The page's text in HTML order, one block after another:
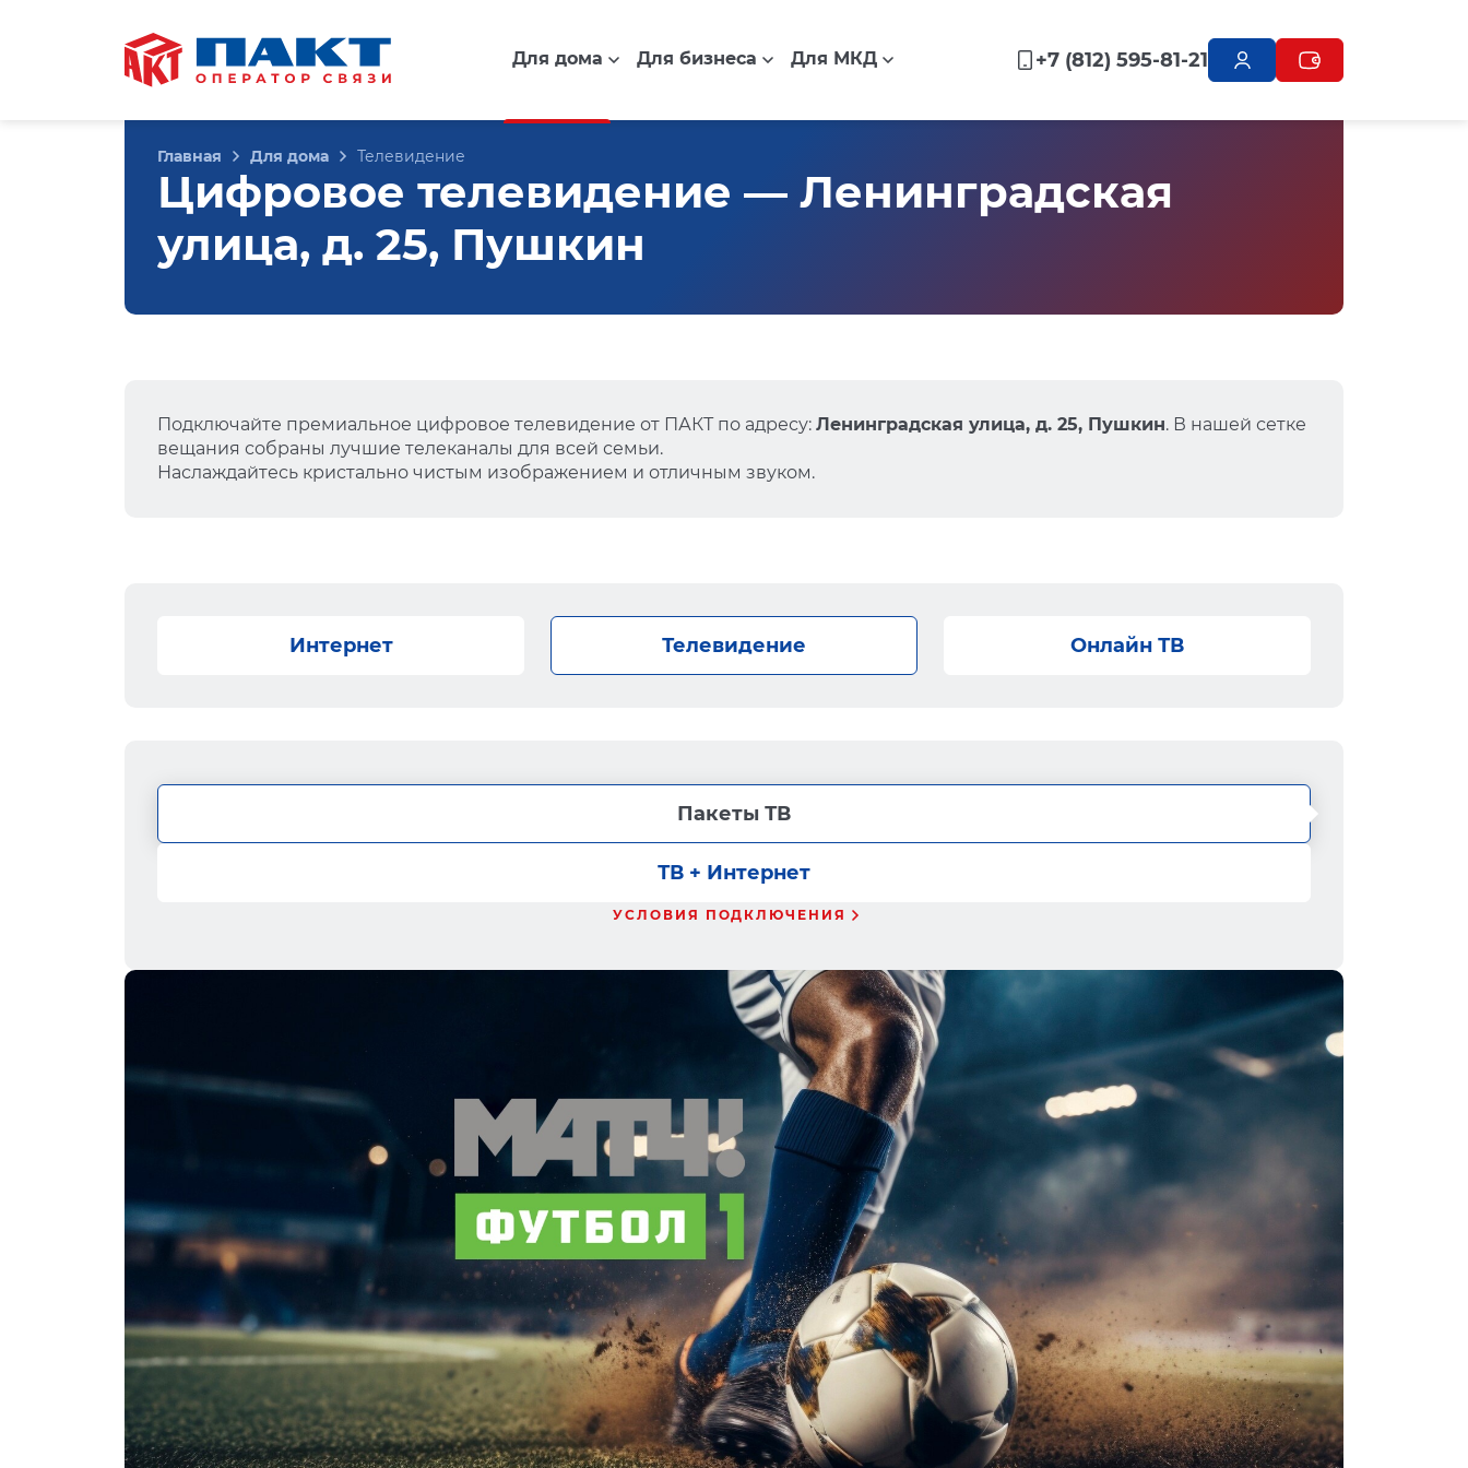
Для дома Для бизнеса Для МКД +7 (812) 595-81-21
Главная Для дома Телевидение
Цифровое телевидение — Ленинградская
улица, д. 25, Пушкин
Подключайте премиальное цифровое телевидение от ПАКТ по адресу: Ленинградская улица, д. 25, Пушкин. В нашей сетке
вещания собраны лучшие телеканалы для всей семьи.
Наслаждайтесь кристально чистым изображением и отличным звуком.
Интернет Телевидение Онлайн ТВ
Пакеты ТВ
ТВ + Интернет
УСЛОВИЯ ПОДКЛЮЧЕНИЯ